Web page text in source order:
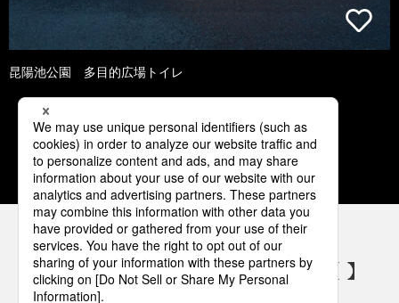
昆陽池公園 多目的広場トイレ
1 2 3 4 5
パナソニックの電気設備 SNSアカウント